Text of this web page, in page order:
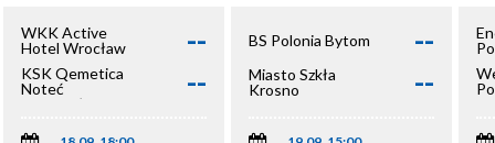
WKK Active
Hotel Wrocław
--
KSK Qemetica
Noteć
Inowrocław
--
BS Polonia Bytom --
Miasto Szkła
Krosno
--